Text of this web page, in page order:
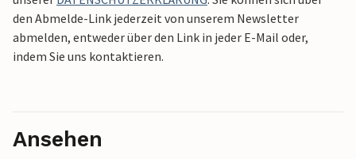
den Abmelde-Link jederzeit von unserem Newsletter
abmelden, entweder über den Link in jeder E-Mail oder,
indem Sie uns kontaktieren.
Ansehen